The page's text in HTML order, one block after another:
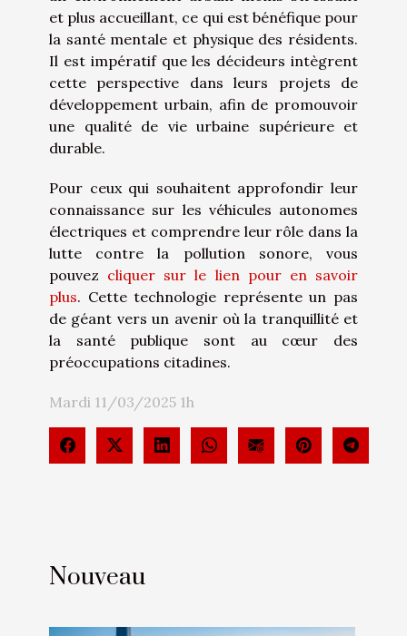
et plus accueillant, ce qui est bénéfique pour
la santé mentale et physique des résidents.
Il est impératif que les décideurs intègrent
cette perspective dans leurs projets de
développement urbain, afin de promouvoir
une qualité de vie urbaine supérieure et
durable.
Pour ceux qui souhaitent approfondir leur
connaissance sur les véhicules autonomes
électriques et comprendre leur rôle dans la
lutte contre la pollution sonore, vous
pouvez cliquer sur le lien pour en savoir
plus. Cette technologie représente un pas
de géant vers un avenir où la tranquillité et
la santé publique sont au cœur des
préoccupations citadines.
Mardi 11/03/2025 1h
Nouveau